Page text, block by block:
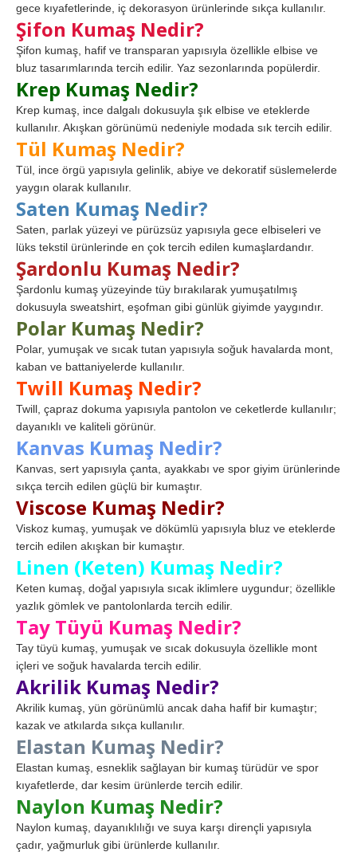
gece kıyafetlerinde, iç dekorasyon ürünlerinde sıkça kullanılır.
Şifon Kumaş Nedir?
Şifon kumaş, hafif ve transparan yapısıyla özellikle elbise ve
bluz tasarımlarında tercih edilir. Yaz sezonlarında popülerdir.
Krep Kumaş Nedir?
Krep kumaş, ince dalgalı dokusuyla şık elbise ve eteklerde
kullanılır. Akışkan görünümü nedeniyle modada sık tercih edilir.
Tül Kumaş Nedir?
Tül, ince örgü yapısıyla gelinlik, abiye ve dekoratif süslemelerde
yaygın olarak kullanılır.
Saten Kumaş Nedir?
Saten, parlak yüzeyi ve pürüzsüz yapısıyla gece elbiseleri ve
lüks tekstil ürünlerinde en çok tercih edilen kumaşlardandır.
Şardonlu Kumaş Nedir?
Şardonlu kumaş yüzeyinde tüy bırakılarak yumuşatılmış
dokusuyla sweatshirt, eşofman gibi günlük giyimde yaygındır.
Polar Kumaş Nedir?
Polar, yumuşak ve sıcak tutan yapısıyla soğuk havalarda mont,
kaban ve battaniyelerde kullanılır.
Twill Kumaş Nedir?
Twill, çapraz dokuma yapısıyla pantolon ve ceketlerde kullanılır;
dayanıklı ve kaliteli görünür.
Kanvas Kumaş Nedir?
Kanvas, sert yapısıyla çanta, ayakkabı ve spor giyim ürünlerinde
sıkça tercih edilen güçlü bir kumaştır.
Viscose Kumaş Nedir?
Viskoz kumaş, yumuşak ve dökümlü yapısıyla bluz ve eteklerde
tercih edilen akışkan bir kumaştır.
Linen (Keten) Kumaş Nedir?
Keten kumaş, doğal yapısıyla sıcak iklimlere uygundur; özellikle
yazlık gömlek ve pantolonlarda tercih edilir.
Tay Tüyü Kumaş Nedir?
Tay tüyü kumaş, yumuşak ve sıcak dokusuyla özellikle mont
içleri ve soğuk havalarda tercih edilir.
Akrilik Kumaş Nedir?
Akrilik kumaş, yün görünümlü ancak daha hafif bir kumaştır;
kazak ve atkılarda sıkça kullanılır.
Elastan Kumaş Nedir?
Elastan kumaş, esneklik sağlayan bir kumaş türüdür ve spor
kıyafetlerde, dar kesim ürünlerde tercih edilir.
Naylon Kumaş Nedir?
Naylon kumaş, dayanıklılığı ve suya karşı dirençli yapısıyla
çadır, yağmurluk gibi ürünlerde kullanılır.